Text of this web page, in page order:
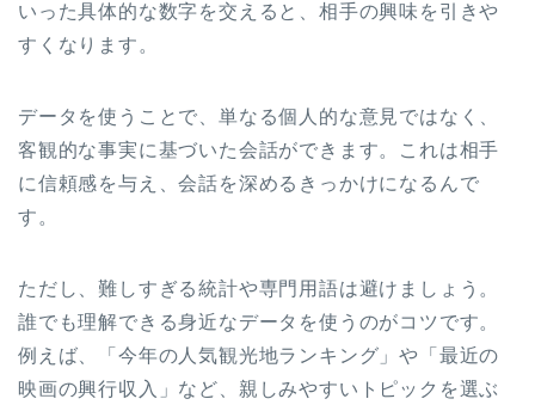
いった具体的な数字を交えると、相手の興味を引きや
すくなります。
データを使うことで、単なる個人的な意見ではなく、
客観的な事実に基づいた会話ができます。これは相手
に信頼感を与え、会話を深めるきっかけになるんで
す。
ただし、難しすぎる統計や専門用語は避けましょう。
誰でも理解できる身近なデータを使うのがコツです。
例えば、「今年の人気観光地ランキング」や「最近の
映画の興行収入」など、親しみやすいトピックを選ぶ